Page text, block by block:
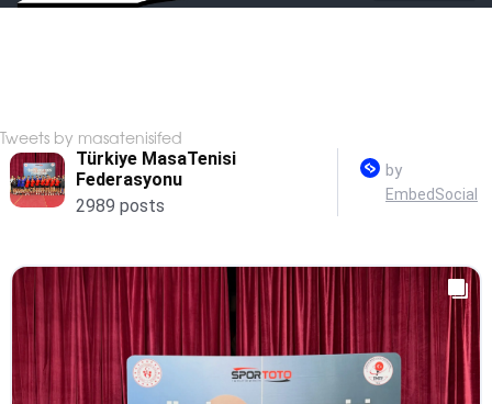
Tweets by masatenisifed